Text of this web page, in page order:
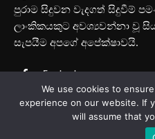
පුරාම සිදුවන වැදගත් සිදුවීම්
ලාංකිකයකුට අවශ්‍යවන්නා වූ
සැපයීම අපගේ අපේක්ෂාවයි.
Facebook
We use cookies to
experience on our website. If
will assume that